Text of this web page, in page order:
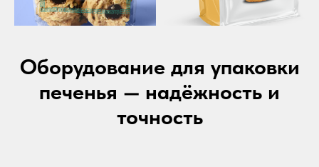
Оборудование для упаковки
печенья — надёжность и
точность
Политика конфиденциальности
©2023-2026 ООО «ВОСТОК» Все права защищены